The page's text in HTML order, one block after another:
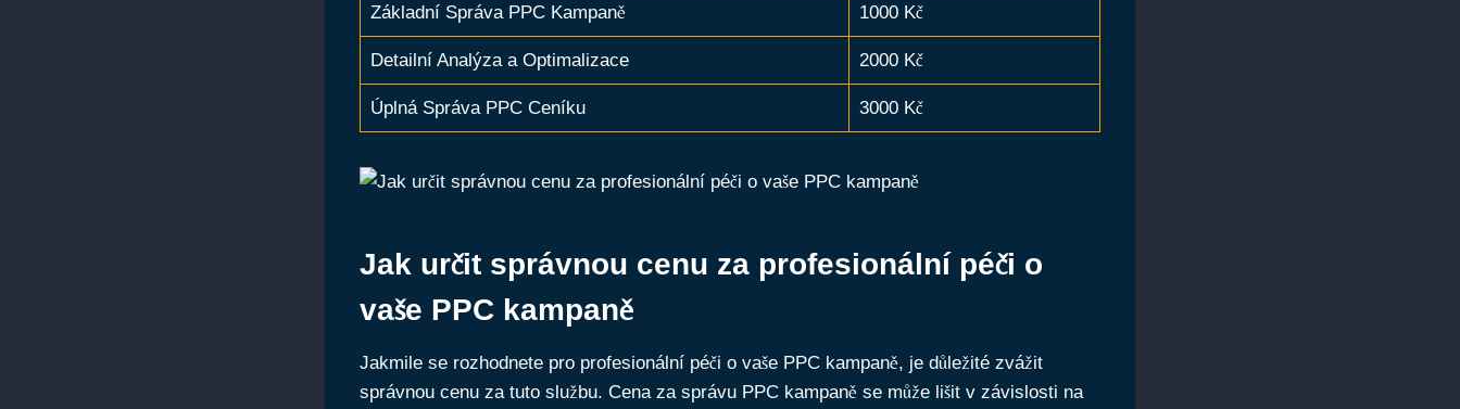
Základní Správa PPC Kampaně 1000 Kč
Detailní Analýza a Optimalizace 2000 Kč
Úplná Správa PPC Ceníku 3000 Kč
Jak určit správnou cenu za profesionální péči o
vaše PPC kampaně
Jakmile se rozhodnete pro profesionální péči o vaše PPC kampaně, je důležité zvážit
správnou cenu za tuto službu. Cena za správu PPC kampaně se může lišit v závislosti na